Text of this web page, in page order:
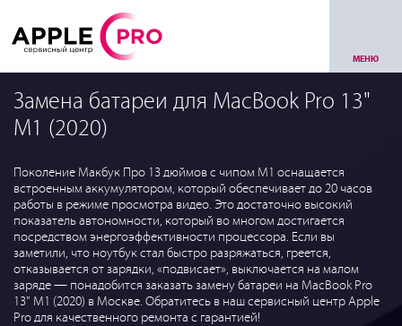
МЕНЮ
Замена батареи для MacBook Pro 13"
M1 (2020)
Поколение Макбук Про 13 дюймов с чипом M1 оснащается
встроенным аккумулятором, который обеспечивает до 20 часов
работы в режиме просмотра видео. Это достаточно высокий
показатель автономности, который во многом достигается
посредством энергоэффективности процессора. Если вы
заметили, что ноутбук стал быстро разряжаться, греется,
отказывается от зарядки, «подвисает», выключается на малом
заряде — понадобится заказать замену батареи на MacBook Pro
13" M1 (2020) в Москве. Обратитесь в наш сервисный центр Apple
Pro для качественного ремонта с гарантией!